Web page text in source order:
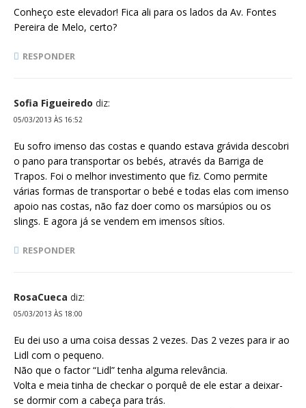
Conheço este elevador! Fica ali para os lados da Av. Fontes
Pereira de Melo, certo?
RESPONDER
Sofia Figueiredo diz:
05/03/2013 ÀS 16:52
Eu sofro imenso das costas e quando estava grávida descobri
o pano para transportar os bebés, através da Barriga de
Trapos. Foi o melhor investimento que fiz. Como permite
várias formas de transportar o bebé e todas elas com imenso
apoio nas costas, não faz doer como os marsúpios ou os
slings. E agora já se vendem em imensos sítios.
RESPONDER
RosaCueca diz:
05/03/2013 ÀS 18:00
Eu dei uso a uma coisa dessas 2 vezes. Das 2 vezes para ir ao
Lidl com o pequeno.
Não que o factor “Lidl” tenha alguma relevância.
Volta e meia tinha de checkar o porquê de ele estar a deixar-
se dormir com a cabeça para trás.